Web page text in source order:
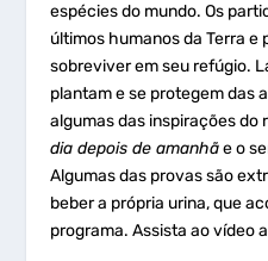
espécies do mundo. Os
últimos humanos da Terra e
sobreviver em seu refúgio.
plantam e se protegem das
algumas das inspirações do
dia depois de amanhãe o
Algumas das provas são
beber a própria urina, que
programa. Assista ao vídeo